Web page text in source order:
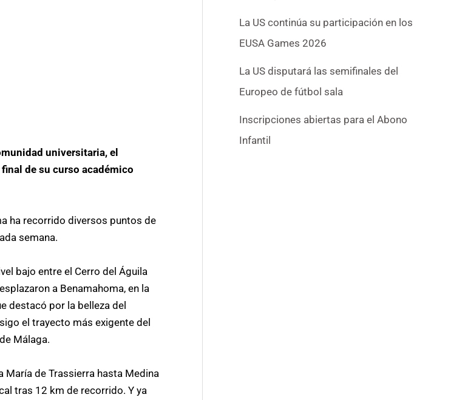
universitaria, el
de su curso académico
ha recorrido diversos puntos de
semana.
bajo entre el Cerro del Águila
a Benamahoma, en la
destacó por la belleza del
el trayecto más exigente del
Málaga.
María de Trassierra hasta Medina
tras 12 km de recorrido. Y ya
La US continúa su participación en los
EUSA Games 2026
La US disputará las semifinales del
Europeo de fútbol sala
Inscripciones abiertas para el Abono
Infantil